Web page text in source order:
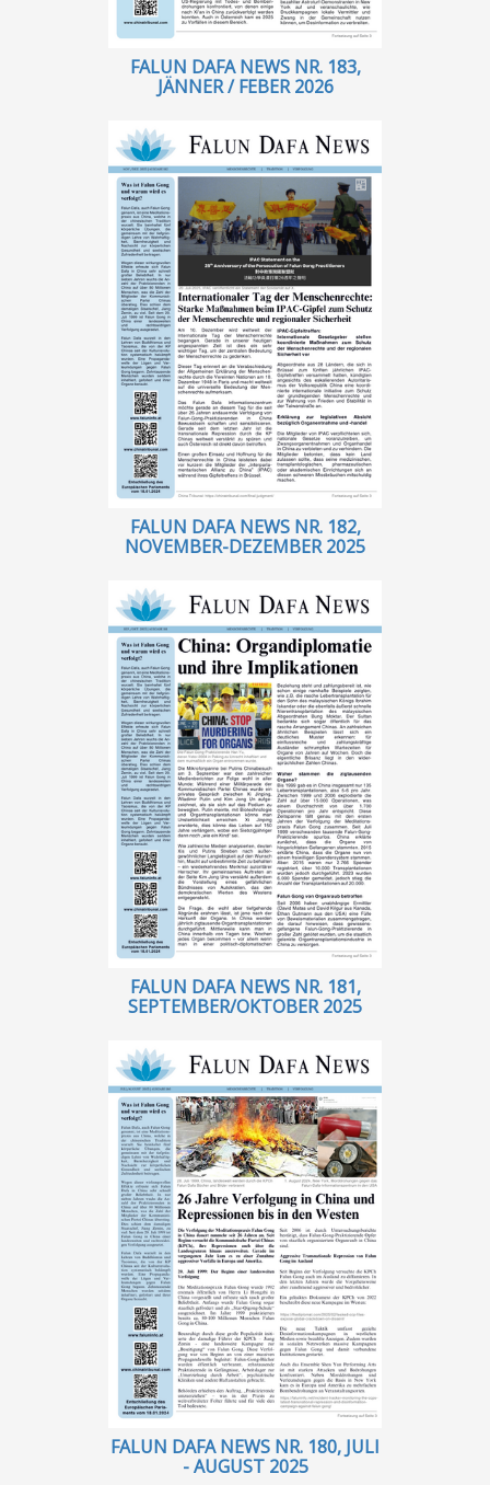
FALUN DAFA NEWS NR. 183,
JÄNNER / FEBER 2026
FALUN DAFA NEWS NR. 182,
NOVEMBER-DEZEMBER 2025
FALUN DAFA NEWS NR. 181,
SEPTEMBER/OKTOBER 2025
FALUN DAFA NEWS NR. 180, JULI
- AUGUST 2025